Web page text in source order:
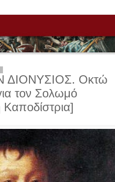
ΔΙΟΝΥΣΙΟΣ. Οκτώ
τον Σολωμό